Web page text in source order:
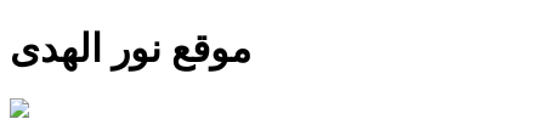
موقع نور الهدى